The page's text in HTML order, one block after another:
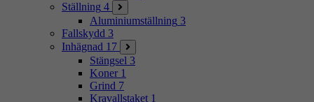
Ställning 4
Aluminiumställning 3
Fallskydd 3
Inhägnad 17
Stängsel 3
Koner 1
Grind 7
Kravallstaket 1